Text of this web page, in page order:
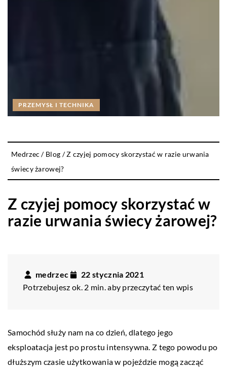
PRZEMYSŁ I TECHNIKA
Medrzec / Blog /Z czyjej pomocy skorzystać w razie urwania
świecy żarowej?
Z czyjej pomocy skorzystać w
razie urwania świecy żarowej?
medrzec
22 stycznia 2021
Potrzebujesz ok. 2 min. aby przeczytać ten wpis
Samochód służy nam na co dzień, dlatego jego
eksploatacja jest po prostu intensywna. Z tego powodu po
dłuższym czasie użytkowania w pojeździe mogą zacząć